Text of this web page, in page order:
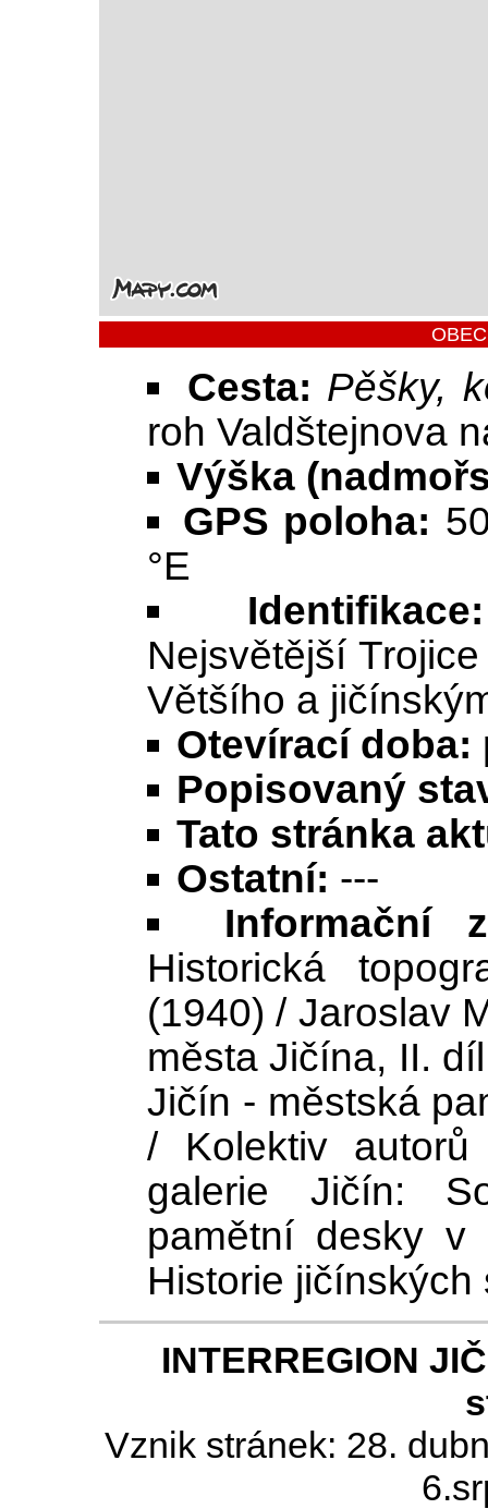
Cesta: Pěšky,
roh Valdštejnova
Výška
GPS poloha:
°E
Identifikace:
Nejsvětější
Většího a
Otevírací doba:
Popisovaný
Tato stránka
Ostatní: ---
Informační
Historická
(1940) / Jaroslav
města Jičína, II.
Jičín - městská
/ Kolektiv
galerie Jičín:
pamětní desky v
Historie jičínských
INTERREGION
Vznik stránek: 28.